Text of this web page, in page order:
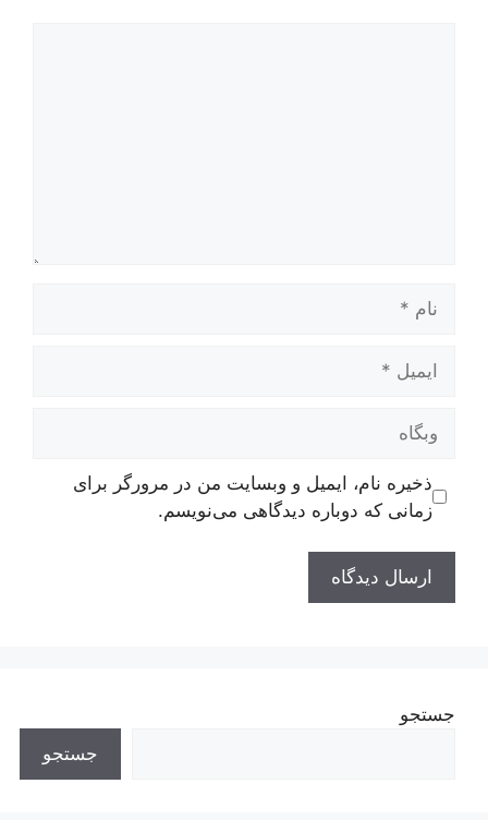
وبگاه
ذخیره نام، ایمیل و وبسایت من در مرورگر برای
زمانی که دوباره دیدگاهی می‌نویسم.
جستجو
جستجو